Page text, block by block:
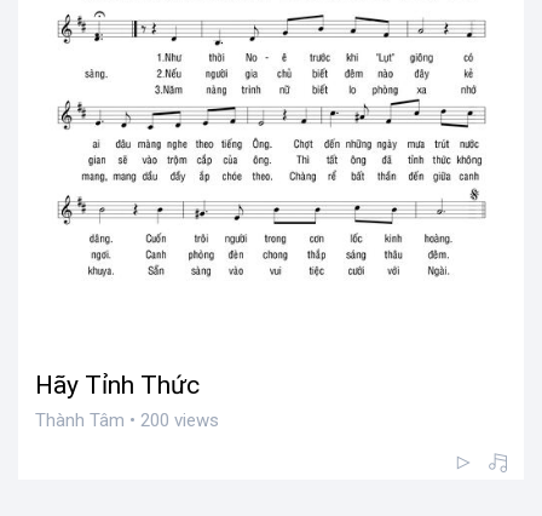
Hãy Tỉnh Thức
Thành Tâm • 200 views